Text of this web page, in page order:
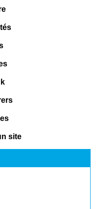
site